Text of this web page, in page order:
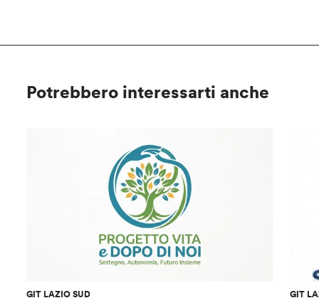
Potrebbero interessarti anche
GIT LAZIO SUD GIT